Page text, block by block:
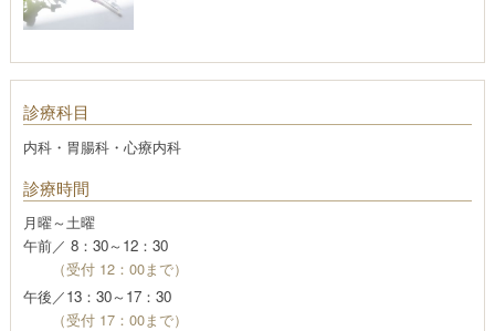
診療科目
内科・胃腸科・心療内科
診療時間
月曜～土曜
午前／ 8：30～12：30
（受付 12：00まで）
午後／13：30～17：30
（受付 17：00まで）